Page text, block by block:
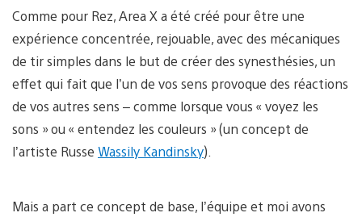
Comme pour Rez, Area X a été créé pour être une
expérience concentrée, rejouable, avec des mécaniques
de tir simples dans le but de créer des synesthésies, un
effet qui fait que l’un de vos sens provoque des réactions
de vos autres sens – comme lorsque vous « voyez les
sons » ou « entendez les couleurs » (un concept de
l’artiste Russe Wassily Kandinsky).
Mais a part ce concept de base, l’équipe et moi avons